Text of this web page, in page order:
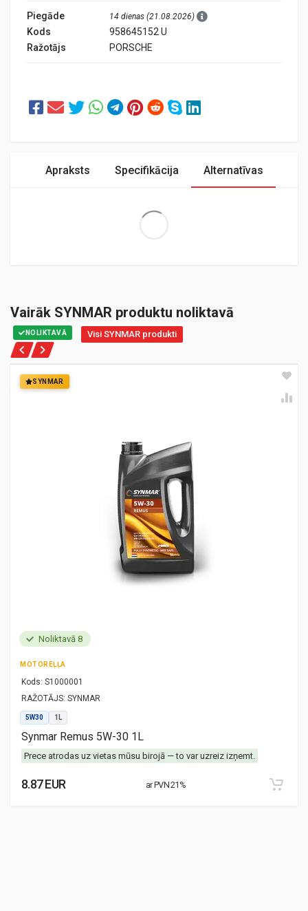
Piegāde 14 dienas (21.08.2026)
Kods
958645152 U
Ražotājs
PORSCHE
Apraksts Specifikācija Alternatīvas
Vairāk SYNMAR produktu noliktavā
NOLIKTAVĀ Visi SYNMAR produkti
SYNMAR
Noliktavā 8
MOTOREĻĻA
Kods: S1000001
RAŽOTĀJS: SYNMAR
5W30 1L
Synmar Remus 5W-30 1L
Prece atrodas uz vietas mūsu birojā — to var uzreiz izņemt.
8.87 EUR ar PVN 21%